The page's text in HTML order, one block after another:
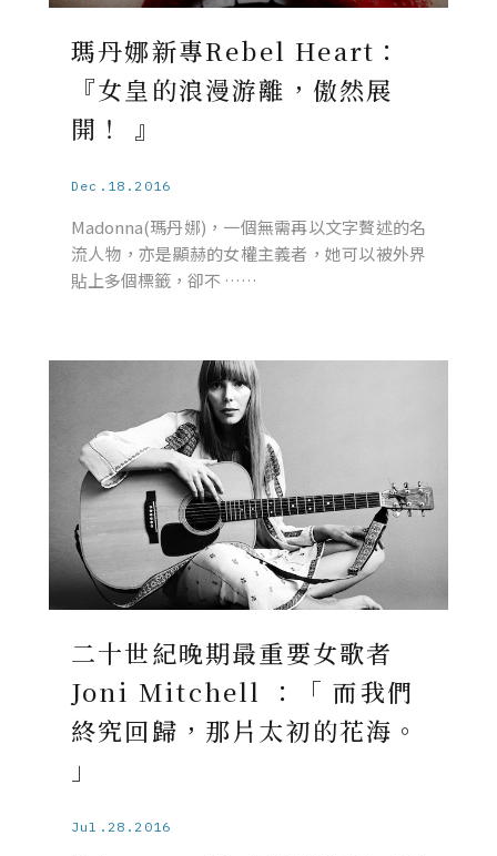
瑪丹娜新專Rebel Heart：
『女皇的浪漫游離，傲然展
開！ 』
Dec.18.2016
Madonna(瑪丹娜)，一個無需再以文字贅述的名
流人物，亦是顯赫的女權主義者，她可以被外界
貼上多個標籤，卻不 ……
二十世紀晚期最重要女歌者
Joni Mitchell ：「 而我們
終究回歸，那片太初的花海。
」
Jul.28.2016